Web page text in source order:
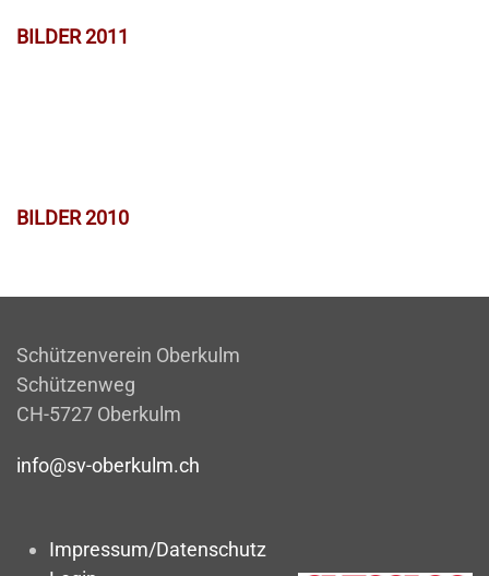
BILDER 2011
BILDER 2010
Schützenverein Oberkulm
Schützenweg
CH-5727 Oberkulm
info@sv-oberkulm.ch
Impressum/Datenschutz